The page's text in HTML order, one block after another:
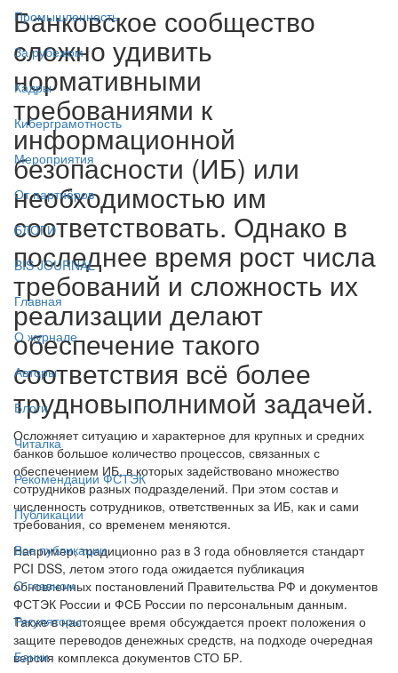
Промышленность
За рубежом
Кадры
Киберграмотность
Мероприятия
От партнёров
БЛОГИ
BIS JOURNAL
Главная
О журнале
Авторы
Блоги
Читалка
Рекомендации ФСТЭК
Публикации
Все публикации
О главном
Регуляторы
Банки
Банковское сообщество
сложно удивить
нормативными
требованиями к
информационной
безопасности (ИБ) или
необходимостью им
соответствовать. Однако в
последнее время рост числа
требований и сложность их
реализации делают
обеспечение такого
соответствия всё более
трудновыполнимой задачей.
Осложняет ситуацию и характерное для крупных и средних
банков большое количество процессов, связанных с
обеспечением ИБ, в которых задействовано множество
сотрудников разных подразделений. При этом состав и
численность сотрудников, ответственных за ИБ, как и сами
требования, со временем меняются.
Например, традиционно раз в 3 года обновляется стандарт
PCI DSS, летом этого года ожидается публикация
обновленных постановлений Правительства РФ и документов
ФСТЭК России и ФСБ России по персональным данным.
Также в настоящее время обсуждается проект положения о
защите переводов денежных средств, на подходе очередная
версия комплекса документов СТО БР.